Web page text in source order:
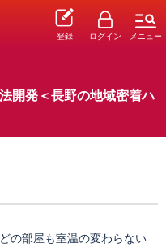
登録 ログイン メニュー
開発＜長野の地域密着ハ
の部屋も室温の変わらない